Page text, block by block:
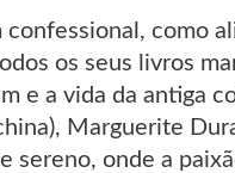
confessional, como
os seus livros
e a vida da antiga
Marguerite
sereno, onde a